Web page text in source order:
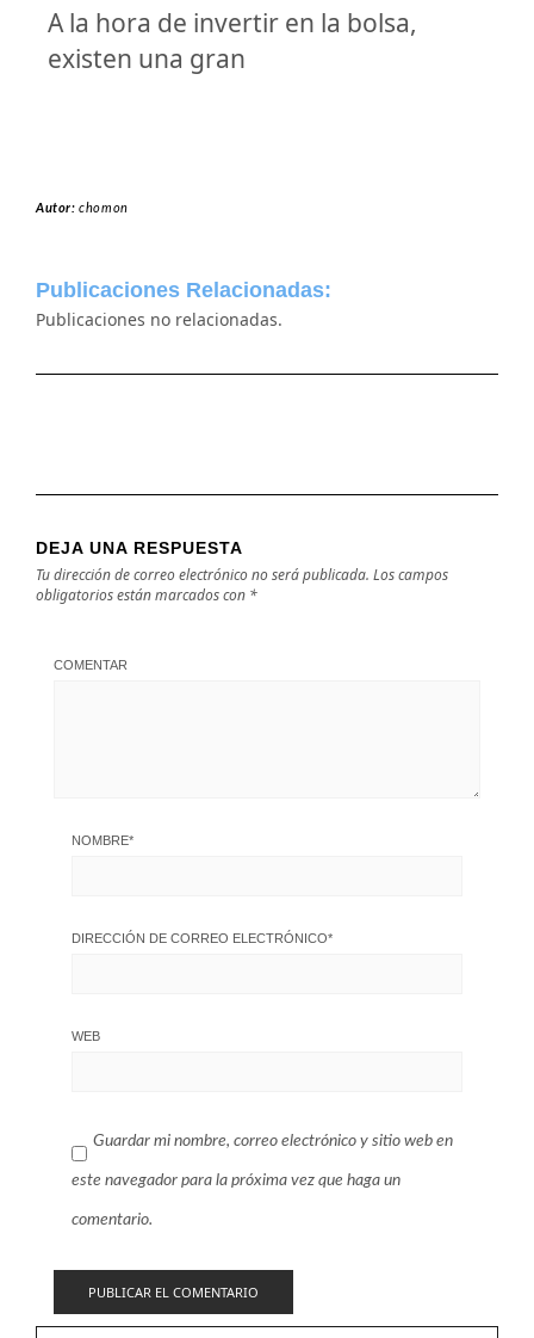
A la hora de invertir en la bolsa,
existen una gran
Autor:chomon
Publicaciones Relacionadas:
Publicaciones no relacionadas.
DEJA UNA RESPUESTA
Tu dirección de correo electrónico no será publicada. Los campos
obligatorios están marcados con *
COMENTAR
NOMBRE*
DIRECCIÓN DE CORREO ELECTRÓNICO*
WEB
Guardar mi nombre, correo electrónico y sitio web en
este navegador para la próxima vez que haga un
comentario.